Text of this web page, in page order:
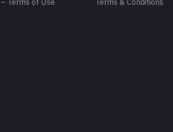
– Terms of Use
Terms & Conditions